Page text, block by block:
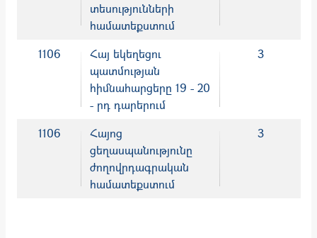
տեսությունների
համատեքստում
1106
Հայ եկեղեցու
պատմության
հիմնահարցերը 19 - 20
- րդ դարերում
3
1106
Հայոց
ցեղասպանությունը
ժողովրդագրական
համատեքստում
3